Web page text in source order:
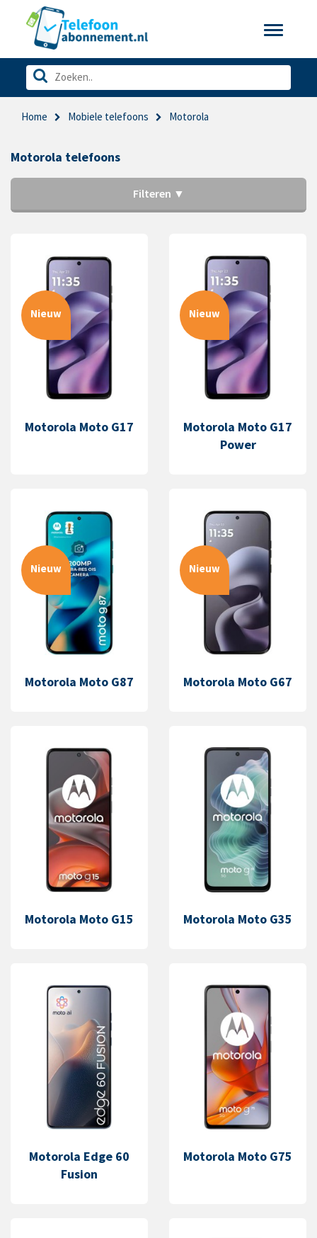
Toggle
Home Mobiele telefoons Motorola
Motorola telefoons
Filteren ▼
Nieuw
Motorola Moto G17
Nieuw
Motorola Moto G17
Power
Nieuw
Motorola Moto G87
Nieuw
Motorola Moto G67
Motorola Moto G15 Motorola Moto G35
Motorola Edge 60
Fusion
Motorola Moto G75